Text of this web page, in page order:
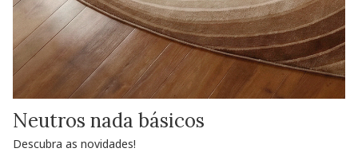
Neutros nada básicos
Descubra as novidades!